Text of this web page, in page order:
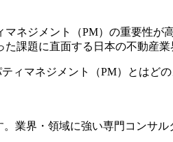
ネジメント（PM）の重要性
課題に直面する日本の不動産
ィマネジメント（PM）とは
業界・領域に強い専門コンサル